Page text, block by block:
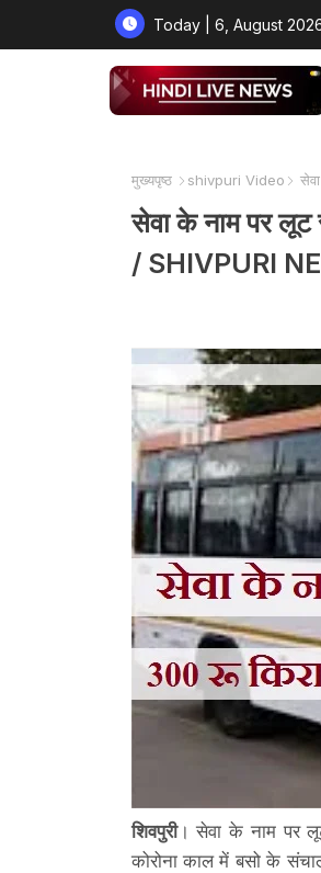
Today | 6, August
मुख्यपृष्ठ shivpuri Video
सेवा के नाम पर लूट
/ SHIVPURI
शिवपुरी। सेवा के नाम पर
कोरोना काल में बसो के